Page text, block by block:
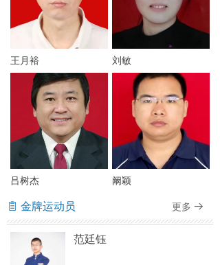
王月裕 刘敏
吕树杰 阚颖
ꁩ 金牌运动员 更多 뀠
范廷钰